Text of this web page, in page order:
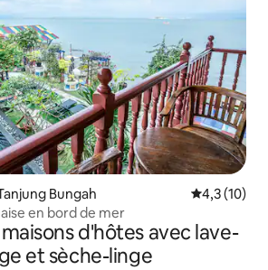
Bungah Évaluation
4,3 (10)
en bord de mer
d'hôtes avec lave-
et sèche-linge